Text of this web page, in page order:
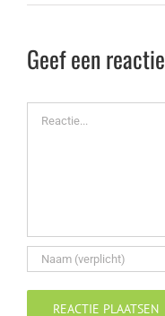
Geef een reactie